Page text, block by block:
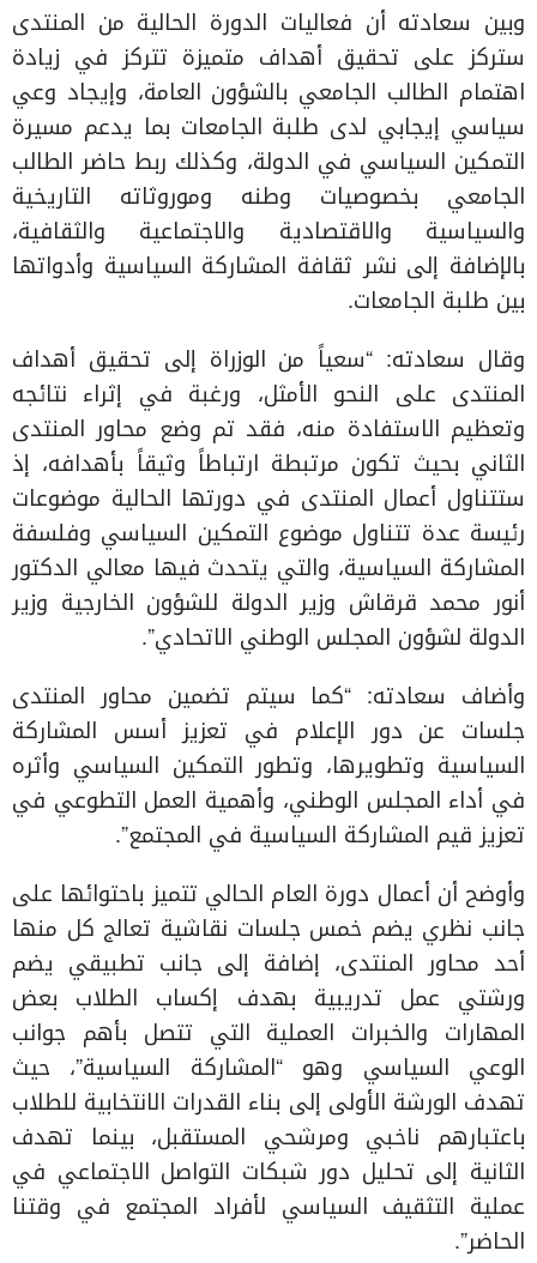
وبين سعادته أن فعاليات الدورة الحالية من المنتدى
ستركز على تحقيق أهداف متميزة تتركز في زيادة
اهتمام الطالب الجامعي بالشؤون العامة، وإيجاد وعي
سياسي إيجابي لدى طلبة الجامعات بما يدعم مسيرة
التمكين السياسي في الدولة، وكذلك ربط حاضر الطالب
الجامعي بخصوصيات وطنه وموروثاته التاريخية
والسياسية والاقتصادية والاجتماعية والثقافية،
بالإضافة إلى نشر ثقافة المشاركة السياسية وأدواتها
بين طلبة الجامعات.
وقال سعادته: “سعياً من الوزراة إلى تحقيق أهداف
المنتدى على النحو الأمثل، ورغبة في إثراء نتائجه
وتعظيم الاستفادة منه، فقد تم وضع محاور المنتدى
الثاني بحيث تكون مرتبطة ارتباطاً وثيقاً بأهدافه، إذ
ستتناول أعمال المنتدى في دورتها الحالية موضوعات
رئيسة عدة تتناول موضوع التمكين السياسي وفلسفة
المشاركة السياسية، والتي يتحدث فيها معالي الدكتور
أنور محمد قرقاش وزير الدولة للشؤون الخارجية وزير
الدولة لشؤون المجلس الوطني الاتحادي”.
وأضاف سعادته: “كما سيتم تضمين محاور المنتدى
جلسات عن دور الإعلام في تعزيز أسس المشاركة
السياسية وتطويرها، وتطور التمكين السياسي وأثره
في أداء المجلس الوطني، وأهمية العمل التطوعي في
تعزيز قيم المشاركة السياسية في المجتمع”.
وأوضح أن أعمال دورة العام الحالي تتميز باحتوائها على
جانب نظري يضم خمس جلسات نقاشية تعالج كل منها
أحد محاور المنتدى، إضافة إلى جانب تطبيقي يضم
ورشتي عمل تدريبية بهدف إكساب الطلاب بعض
المهارات والخبرات العملية التي تتصل بأهم جوانب
الوعي السياسي وهو “المشاركة السياسية”، حيث
تهدف الورشة الأولى إلى بناء القدرات الانتخابية للطلاب
باعتبارهم ناخبي ومرشحي المستقبل، بينما تهدف
الثانية إلى تحليل دور شبكات التواصل الاجتماعي في
عملية التثقيف السياسي لأفراد المجتمع في وقتنا
الحاضر”.